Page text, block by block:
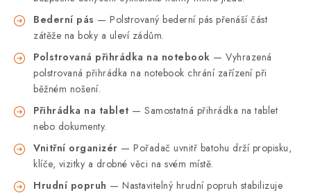
Bederní pás — Polstrovaný bederní pás přenáší část
zátěže na boky a uleví zádům.
Polstrovaná přihrádka na notebook — Vyhrazená
polstrovaná přihrádka na notebook chrání zařízení při
běžném nošení.
Přihrádka na tablet — Samostatná přihrádka na tablet
nebo dokumenty.
Vnitřní organizér — Pořadač uvnitř batohu drží propisku,
klíče, vizitky a drobné věci na svém místě.
Hrudní popruh — Nastavitelný hrudní popruh stabilizuje